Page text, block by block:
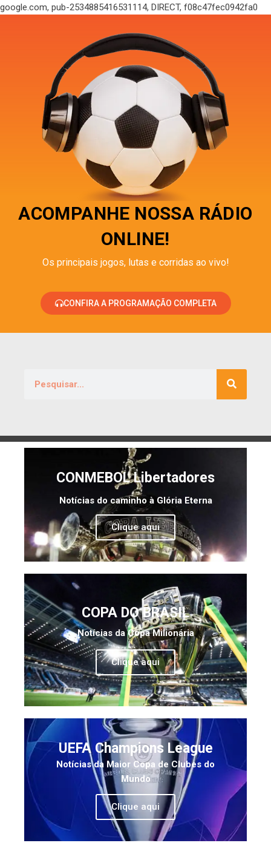
google.com, pub-2534885416531114, DIRECT, f08c47fec0942fa0
ACOMPANHE NOSSA RÁDIO
ONLINE!
Os principais jogos, lutas e corridas ao vivo!
CONFIRA A PROGRAMAÇÃO COMPLETA
CONMEBOL Libertadores
Notícias do caminho à Glória Eterna
Clique aqui
COPA DO BRASIL
Notícias da Copa Milionária
Clique aqui
UEFA Champions League
Notícias da Maior Copa de Clubes do
Mundo
Clique aqui